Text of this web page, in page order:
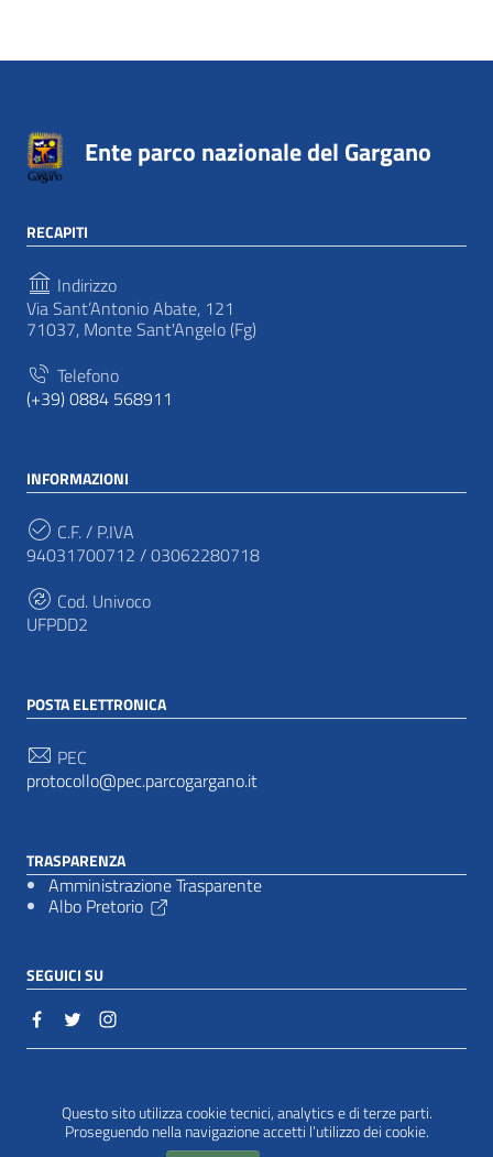
Questo sito utilizza cookie tecnici, analytics e di terze parti.
Proseguendo nella navigazione accetti l’utilizzo dei cookie.
Ente parco nazionale del Gargano
RECAPITI
Indirizzo
Via Sant’Antonio Abate, 121
71037, Monte Sant'Angelo (Fg)
Telefono
(+39) 0884 568911
INFORMAZIONI
C.F. / P.IVA
94031700712 / 03062280718
Cod. Univoco
UFPDD2
POSTA ELETTRONICA
PEC
protocollo@pec.parcogargano.it
TRASPARENZA
Amministrazione Trasparente
Albo Pretorio
SEGUICI SU